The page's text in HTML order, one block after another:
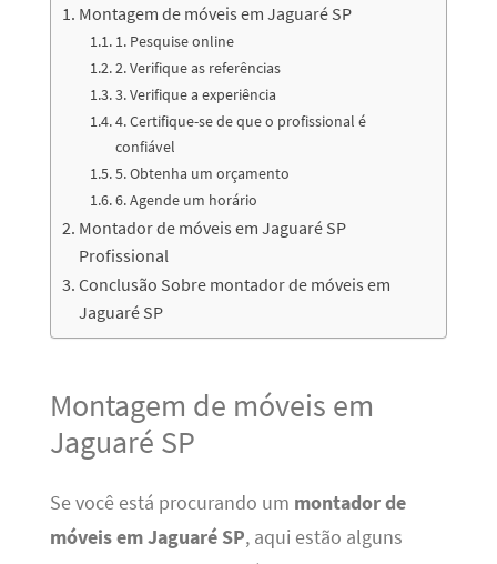
Montagem de móveis em Jaguaré SP
1. Pesquise online
2. Verifique as referências
3. Verifique a experiência
4. Certifique-se de que o profissional é
confiável
5. Obtenha um orçamento
6. Agende um horário
Montador de móveis em Jaguaré SP
Profissional
Conclusão Sobre montador de móveis em
Jaguaré SP
Montagem de móveis em
Jaguaré SP
Se você está procurando um montador de
móveis em Jaguaré SP, aqui estão alguns